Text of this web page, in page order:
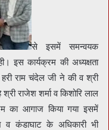
से इसमें समन्वयक
इस कार्यक्रम की अध्यक्षता
राम चंदेल जी ने की व श्री
राजेश शर्मा व किशोरि लाल
का आगाज किया गया इसमें
व कंडाघाट के अधिकारी भी